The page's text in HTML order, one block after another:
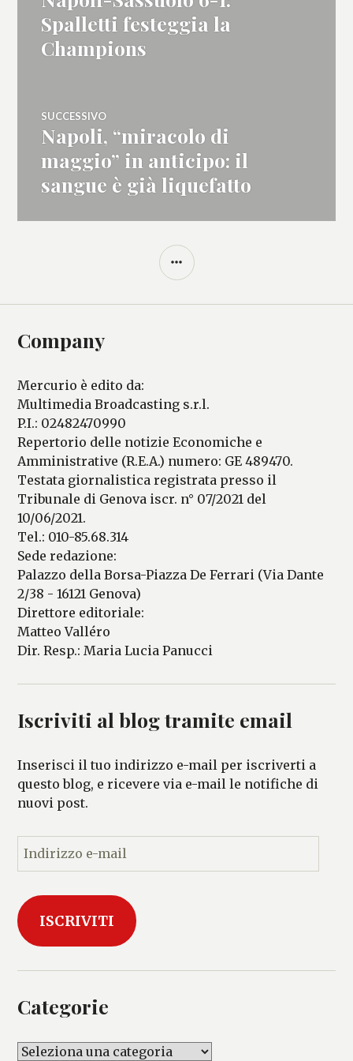
articoli
precedente:
Spalletti festeggia la
Champions
SUCCESSIVO
Articolo
successivo:
Napoli, “miracolo di
maggio” in anticipo: il
sangue è già liquefatto
BARRA
Company
Mercurio è edito da:
Multimedia Broadcasting s.r.l.
P.I.: 02482470990
Repertorio delle notizie Economiche e
Amministrative (R.E.A.) numero: GE 489470.
Testata giornalistica registrata presso il
Tribunale di Genova iscr. n° 07/2021 del
10/06/2021.
Tel.: 010-85.68.314
Sede redazione:
Palazzo della Borsa-Piazza De Ferrari (Via Dante
2/38 - 16121 Genova)
Direttore editoriale:
Matteo Valléro
Dir. Resp.: Maria Lucia Panucci
Iscriviti al blog tramite email
Inserisci il tuo indirizzo e-mail per iscriverti a
questo blog, e ricevere via e-mail le notifiche di
nuovi post.
n
r
i
e
m
ISCRIVITI
Categorie
C